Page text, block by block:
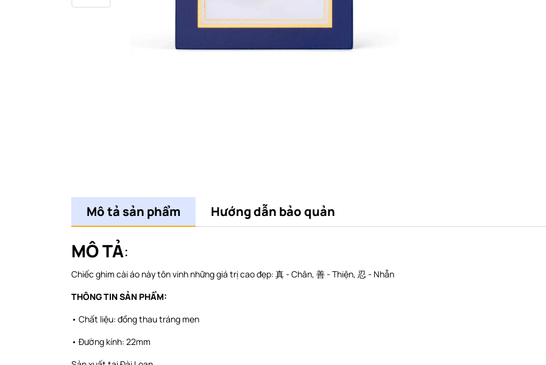
Mô tả sản phẩm Hướng dẫn bảo quản
MÔ TẢ:
Chiếc ghim cài áo này tôn vinh những giá trị cao đẹp: 真 - Chân, 善 - Thiện, 忍 - Nhẫn
THÔNG TIN SẢN PHẨM:
• Chất liệu: đồng thau tráng men
• Đường kính: 22mm